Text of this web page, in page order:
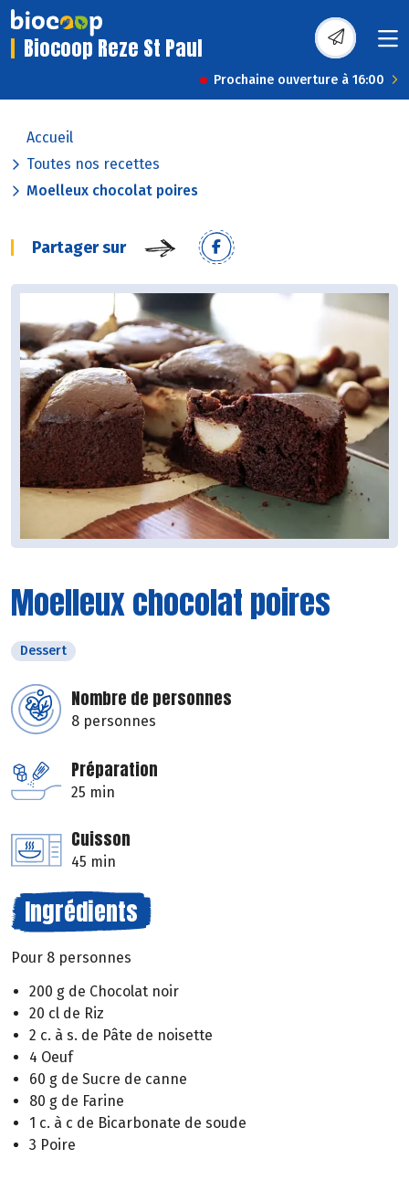
Biocoop Reze St Paul
Prochaine ouverture à 16:00
Accueil
Toutes nos recettes
Moelleux chocolat poires
Partager sur
Moelleux chocolat poires
Dessert
Nombre de personnes
8 personnes
Préparation
25 min
Cuisson
45 min
Ingrédients
Pour 8 personnes
200 g de Chocolat noir
20 cl de Riz
2 c. à s. de Pâte de noisette
4 Oeuf
60 g de Sucre de canne
80 g de Farine
1 c. à c de Bicarbonate de soude
3 Poire